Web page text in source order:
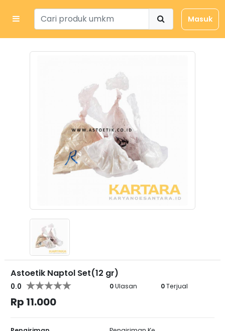
Masuk
Astoetik Naptol Set(12 gr)
0.0 0Ulasan 0Terjual
Rp 11.000